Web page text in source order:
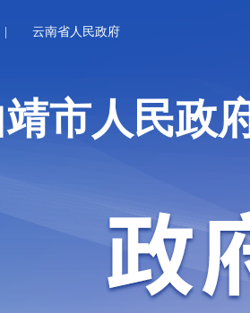
云南省人民政府
靖市人民政